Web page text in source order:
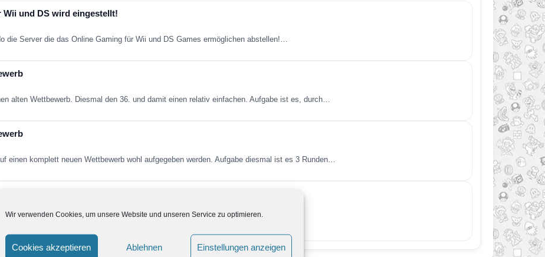
Wir verwenden Cookies, um unsere Website und unseren Service zu optimieren.
Cookies akzeptieren Ablehnen Einstellungen anzeigen
und DS wird eingestellt!
die Server die das Online Gaming für Wii und DS Games ermöglichen abstellen!…
alten Wettbewerb. Diesmal den 36. und damit einen relativ einfachen. Aufgabe ist es, durch…
einen komplett neuen Wettbewerb wohl aufgegeben werden. Aufgabe diesmal ist es 3 Runden…
gestartet. Aufgabe ist es, drei Runden durch Bowsers Festung zu fahren. Dabei…